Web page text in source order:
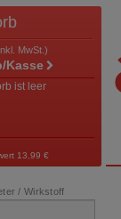
MwSt.)
Kasse
ist leer
13,99 €
/ Wirkstoff